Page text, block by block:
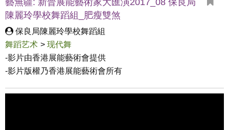
藝無疆: 新晉展能藝術家大匯演2017_08 保良局
陳麗玲學校舞蹈組_肥瘦雙煞
保良局陳麗玲學校舞蹈組
舞蹈艺术 > 现代舞
-影片由香港展能藝術會提供
-影片版權乃香港展能藝術會所有